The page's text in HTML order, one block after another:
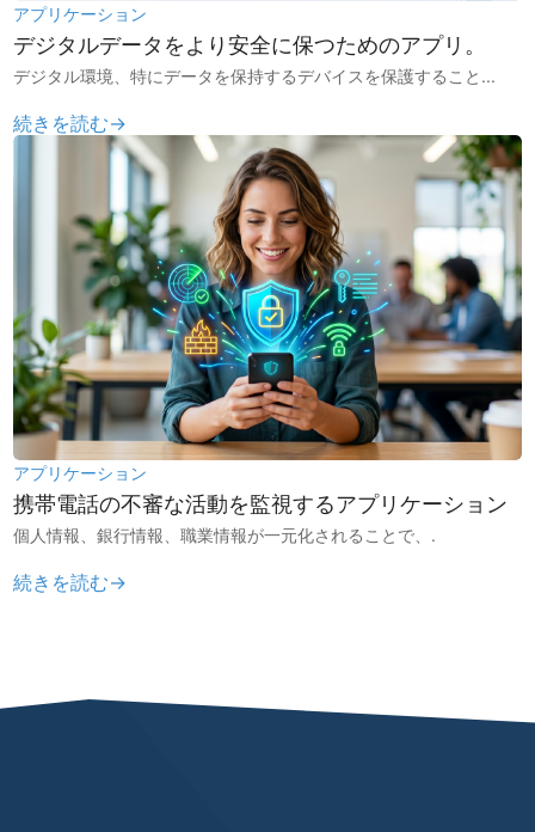
アプリケーション
デジタルデータをより安全に保つためのアプリ。
デジタル環境、特にデータを保持するデバイスを保護すること...
続きを読む→
アプリケーション
携帯電話の不審な活動を監視するアプリケーション
個人情報、銀行情報、職業情報が一元化されることで、.
続きを読む→